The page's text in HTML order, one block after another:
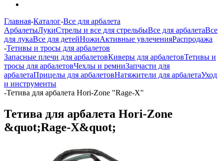
Главная-Каталог-Все для арбалета
АрбалетыЛукиСтрелы и все для стрельбыВсе для арбалетаВсе
для лукаВсе для детейНожиАктивные увлеченияРаспродажа
-Тетивы и тросы для арбалетов
Запасные плечи для арбалетовКиверы для арбалетовТетивы и
тросы для арбалетовЧехлы и ремниЗапчасти для
арбалетаПрицелы для арбалетовНатяжители для арбалетаУход
и инструменты
-Тетива для арбалета Hori-Zone "Rage-X"
Тетива для арбалета Hori-Zone
&quot;Rage-X&quot;